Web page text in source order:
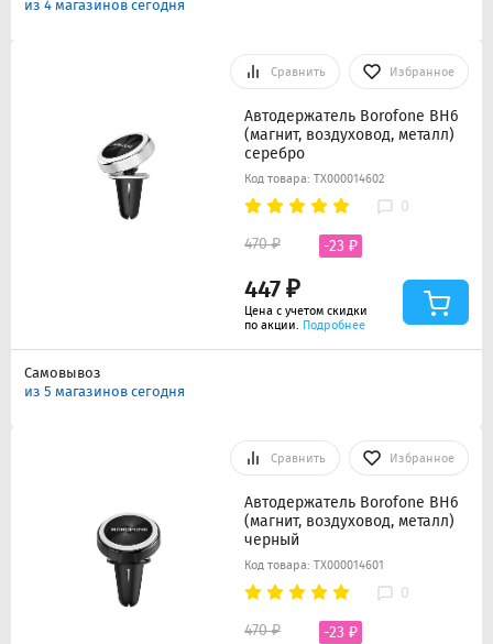
из 4 магазинов сегодня
Сравнить Избранное
Автодержатель Borofone BH6
(магнит, воздуховод, металл)
серебро
Код товара: ТХ000014602
0
447 ₽
470 ₽ -23 ₽
Цена с учетом скидки
по акции. Подробнее
Самовывоз
из 5 магазинов сегодня
Сравнить Избранное
Автодержатель Borofone BH6
(магнит, воздуховод, металл)
черный
Код товара: ТХ000014601
0
470 ₽ -23 ₽